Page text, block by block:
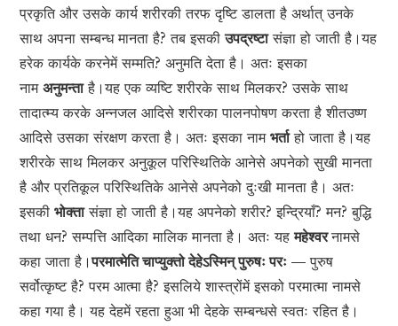
प्रकृति और उसके कार्य शरीरकी तरफ दृष्टि डालता है अर्थात् उनके
साथ अपना सम्बन्ध मानता है? तब इसकीउपद्रष्टासंज्ञा हो जाती है।यह
हरेक कार्यके करनेमें सम्मति? अनुमति देता है। अतः इसका
नामअनुमन्ताहै।यह एक व्यष्टि शरीरके साथ मिलकर? उसके साथ
तादात्म्य करके अन्नजल आदिसे शरीरका पालनपोषण करता है शीतउष्ण
आदिसे उसका संरक्षण करता है। अतः इसका नामभर्ताहो जाता है।यह
शरीरके साथ मिलकर अनुकूल परिस्थितिके आनेसे अपनेको सुखी मानता
है और प्रतिकूल परिस्थितिके आनेसे अपनेको दुःखी मानता है। अतः
इसकीभोक्तासंज्ञा हो जाती है।यह अपनेको शरीर? इन्द्रियाँ? मन? बुद्धि
तथा धन? सम्पत्ति आदिका मालिक मानता है। अतः यहमहेश्वरनामसे
कहा जाता है।परमात्मेति चाप्युक्तो देहेऽस्मिन् पुरुषः परः —पुरुष
सर्वोत्कृष्ट है? परम आत्मा है? इसलिये शास्त्रोंमें इसको परमात्मा नामसे
कहा गया है। यह देहमें रहता हुआ भी देहके सम्बन्धसे स्वतः रहित है।